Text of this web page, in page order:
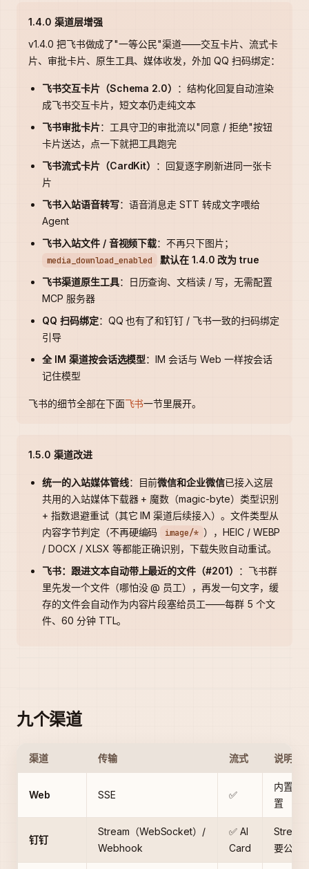
1.4.0 渠道层增强
v1.4.0 把飞书做成了"一等公民"渠道——交互卡片、流式卡
片、审批卡片、原生工具、媒体收发，外加 QQ 扫码绑定：
飞书交互卡片（Schema 2.0）
：结构化回复自动渲染
成飞书交互卡片，短文本仍走纯文本
飞书审批卡片：工具守卫的审批流以"同意 / 拒绝"按钮
卡片送达，点一下就把工具跑完
飞书流式卡片（CardKit）
：回复逐字刷新进同一张卡
片
飞书入站语音转写：语音消息走 STT 转成文字喂给
Agent
飞书入站文件 / 音视频下载：不再只下图片；
media_download_enabled
默认在 1.4.0 改为 true
飞书渠道原生工具：日历查询、文档读 / 写，无需配置
MCP 服务器
QQ 扫码绑定：QQ 也有了和钉钉 / 飞书一致的扫码绑定
引导
全 IM 渠道按会话选模型：IM 会话与 Web 一样按会话
记住模型
飞书的细节全部在下面飞书一节里展开。
1.5.0 渠道改进
统一的入站媒体管线：目前微信和企业微信已接入这层
共用的入站媒体下载器 + 魔数（magic-byte）类型识别
+ 指数退避重试（其它 IM 渠道后续接入）。文件类型从
内容字节判定（不再硬编码
image/* ），HEIC / WEBP
/ DOCX / XLSX 等都能正确识别，下载失败自动重试。
飞书：跟进文本自动带上最近的文件（#201）
：飞书群
里先发一个文件（哪怕没 @ 员工），再发一句文字，缓
存的文件会自动作为内容片段塞给员工——每群 5 个文
件、60 分钟 TTL。
九个渠道
渠道 传输 流式 说明
Web SSE ✅
内置，
置
钉钉
Stream（WebSocket）/
Webhook
✅ AI
Card
Stream
要公网